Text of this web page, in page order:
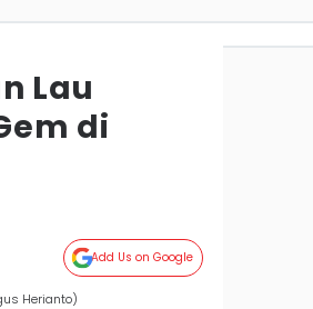
Lau
di
Add Us on Google
Herianto)